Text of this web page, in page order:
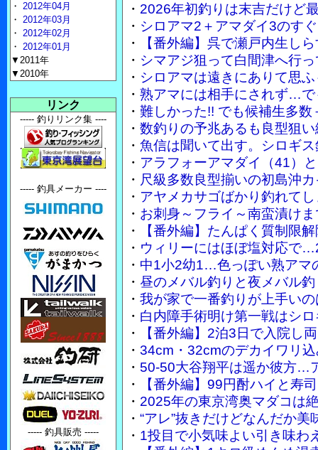
・ 2026年初釣りは末吉だけど
・ シロアマ2＋アマダイ3のす
・
【番外編】呉で瀬戸内生し
・ シマアジ狙って白間津へ行
・ シロアマは遠きにありて思
・ 熟アマには相手にされず…
・ 難しかった!! でも候補生多
・ 数釣りの予兆あるも良型狙
・ 魚信は聞いて出す。シロギ
・ アラフォーアマダイ（41）
・ 尺級多数良型揃いの初島沖
・ アヤメカサゴばかり釣れて
・ お刺身～フライ～南蛮漬け
・
【番外編】たんぱく質制限
・ ウィリーにはほぼ塩対応で
・ 中1小2幼1…色っぽい熟アマ
・ 昼のメバル釣りと夜メバル
・ 我が家で一番釣りが上手い
・ 白内障手術明け第一戦はシ
・
【番外編】2泊3日で入院し
・ 34cm・32cmのデカイワリ
・ 50-50大谷翔平は遥か彼方…
・
【番外編】99円酎ハイと寿
・ 2025年の東京湾奥マダコは
・ “アレ”抜きだけどなんだか
・ 1投目で小気味よい引き味わ
・ 2012年04月
・ 2012年03月
・ 2012年02月
・ 2012年01月
▼2011年
▼2010年
リンク
----- 釣りリンク集 ----
----- 釣具メーカー ----
----- 釣具販売 -----